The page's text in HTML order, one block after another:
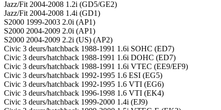
Jazz/Fit 2004-2008 1.2i (GD5/GE2)
Jazz/Fit 2004-2008 1.4i (GD1)
S2000 1999-2003 2.0i (AP1)
S2000 2004-2009 2.0i (AP1)
S2000 2004-2009 2.2i (US) (AP2)
Civic 3 deurs/hatchback 1988-1991 1.6i SOHC (ED7)
Civic 3 deurs/hatchback 1988-1991 1.6i DOHC (ED7)
Civic 3 deurs/hatchback 1988-1991 1.6i VTEC (EE9/EF9)
Civic 3 deurs/hatchback 1992-1995 1.6 ESI (EG5)
Civic 3 deurs/hatchback 1992-1995 1.6 VTI (EG6)
Civic 3 deurs/hatchback 1996-1998 1.6 VTI (EK4)
Civic 3 deurs/hatchback 1999-2000 1.4i (EJ9)